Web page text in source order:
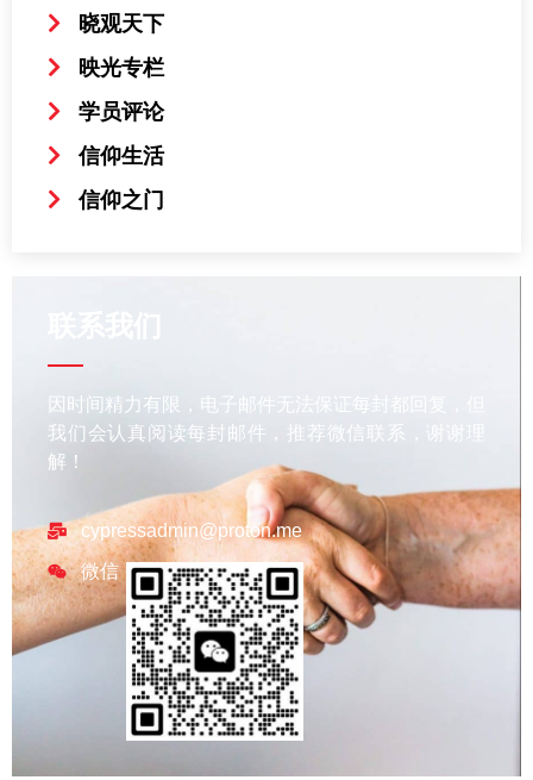
晓观天下
映光专栏
学员评论
信仰生活
信仰之门
因时间精力有限，电子邮件无法保证每封都回复，但
我们会认真阅读每封邮件，推荐微信联系，谢谢理
解！
cypressadmin@proton.me
微信